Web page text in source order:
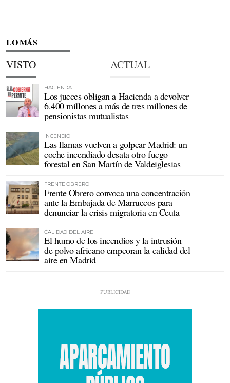
LO MÁS
VISTO ACTUAL
HACIENDA
Los jueces obligan a Hacienda a devolver
6.400 millones a más de tres millones de
pensionistas mutualistas
INCENDIO
Las llamas vuelven a golpear Madrid: un
coche incendiado desata otro fuego
forestal en San Martín de Valdeiglesias
FRENTE OBRERO
Frente Obrero convoca una concentración
ante la Embajada de Marruecos para
denunciar la crisis migratoria en Ceuta
CALIDAD DEL AIRE
El humo de los incendios y la intrusión
de polvo africano empeoran la calidad del
aire en Madrid